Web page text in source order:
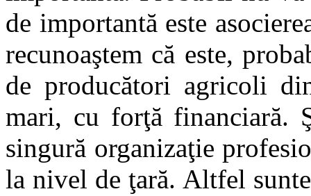
de importantă este
recunoaştem că este,
de producători agricoli
mari, cu forţă financiară.
singură organizaţie
la nivel de ţară. Altfel